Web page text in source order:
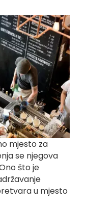
mjesto za
se njegova
što je
u mjesto